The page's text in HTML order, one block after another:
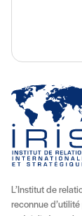
L’Institut de
reconnue